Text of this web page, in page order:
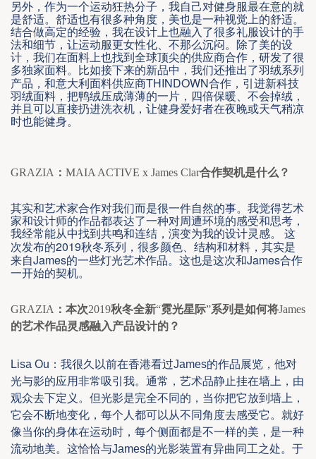
另外，作为一个运动狂热分子，我自己对健身服最在意的就
是舒适。舒适也有很多种角度，美也是一种视觉上的舒适。
结合做高定的经验，我在设计上也融入了很多礼服设计的手
法和细节，让运动服更女性化、不那么沉闷。除了美的设
计，我们在面料上也找到全球顶尖的供应商合作，研发了很
多独家面料。比如接下来的新品中，我们还推出了羽绒系列
产品，和意大利面料供应商THINDOWN合作，引进新科技
羽绒面料，把鸭绒压成薄薄的一片，四倍保暖、不会掉绒，
并且可以直接扔进洗衣机，让健身爱好者在夜晚或天气稍凉
时也能健身。
GRAZIA ： MAIA ACTIVE x James Clar合作契机是什么？
其实和艺术家合作对我们而是很一件自然的事。我觉得艺术
家和设计师的作品都表达了一种对周遭环境的感受和思考，
我经常能从中找到共鸣和连结，演变为我的设计灵感。
这
次发布的2019秋冬系列，很多颜色、结构和材料，其实是
来自James的一些灯光艺术作品。这也是这次和James合作
一开始的契机。
GRAZIA ：本次2019秋冬全新“霓光星际”系列是如何将James
的艺术作品灵感融入产品设计的？
Lisa Ou ：我很久以前在香港看过James的作品展览，他对
光与影的应用非常吸引我。通常，艺术品静止挂在墙上，由
观众去下定义。但光影是完全不同的，当你把它放到墙上，
它会不断地变化，每个人都可以从不同角度去感受它。 就好
像当你的身体在运动时，每个侧面都是不一样的美，是一种
流动地美。这恰恰与James的光影装置有异曲同工之处。于